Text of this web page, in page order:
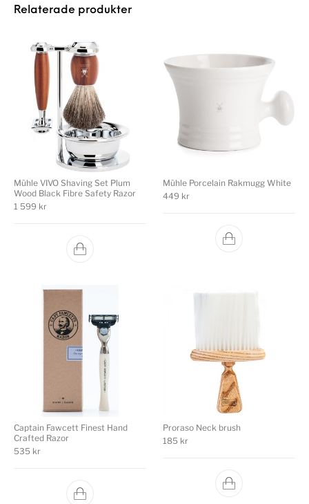
Relaterade produkter
Mühle VIVO Shaving Set Plum
Wood Black Fibre Safety Razor
1 599 kr
Mühle Porcelain Rakmugg White
449 kr
Captain Fawcett Finest Hand
Crafted Razor
535 kr
Proraso Neck brush
185 kr